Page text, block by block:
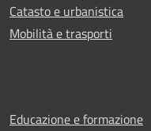
Catasto e urbanistica
Mobilità e trasporti
Educazione e formazione